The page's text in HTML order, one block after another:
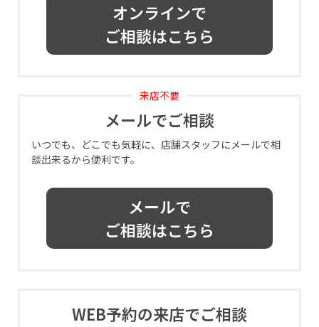
オンラインで
ご相談はこちら
来店不要
メールでご相談
いつでも、どこでも気軽に、店舗スタッフにメールで相
談出来るから便利です。
メールで
ご相談はこちら
WEB予約の来店でご相談